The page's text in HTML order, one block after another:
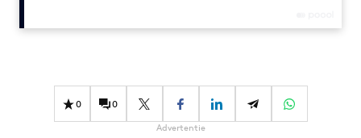
Diversiteit
0 0
Advertentie